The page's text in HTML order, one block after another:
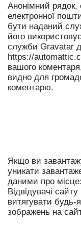
Анонімний
електронної
бути наданий
його
служби Gravatar
https://
вашого
видно для
коментарю.
Якщо ви
уникати
даними про
Відвідувачі
витягувати будь-
зображень на